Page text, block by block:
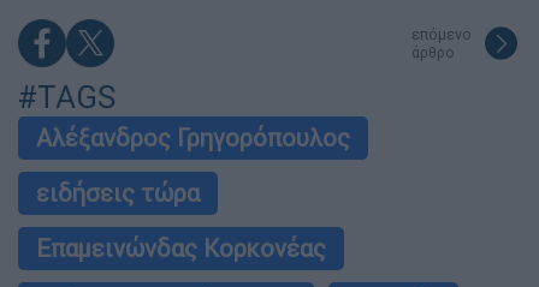
επόμενο
άρθρο
#TAGS
Αλέξανδρος Γρηγορόπουλος
ειδήσεις τώρα
Επαμεινώνδας Κορκονέας